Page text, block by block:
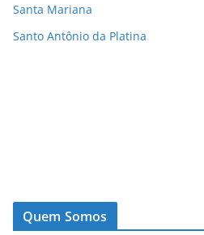
Santa Mariana
Santo Antônio da Platina
Quem Somos